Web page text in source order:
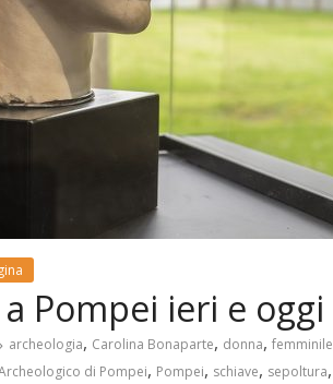
Pompei ieri e oggi
archeologia, Carolina Bonaparte, donna, femminile
di Pompei, Pompei, schiave, sepoltura,